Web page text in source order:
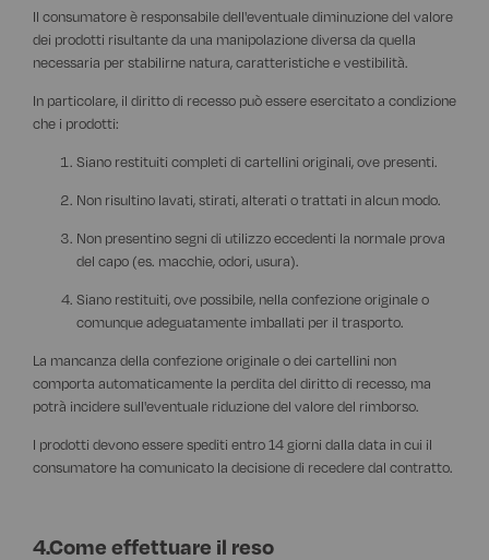
Il consumatore è responsabile dell'eventuale diminuzione del valore
dei prodotti risultante da una manipolazione diversa da quella
necessaria per stabilirne natura, caratteristiche e vestibilità.
In particolare, il diritto di recesso può essere esercitato a condizione
che i prodotti:
Siano restituiti completi di cartellini originali, ove presenti.
Non risultino lavati, stirati, alterati o trattati in alcun modo.
Non presentino segni di utilizzo eccedenti la normale prova
del capo (es. macchie, odori, usura).
Siano restituiti, ove possibile, nella confezione originale o
comunque adeguatamente imballati per il trasporto.
La mancanza della confezione originale o dei cartellini non
comporta automaticamente la perdita del diritto di recesso, ma
potrà incidere sull'eventuale riduzione del valore del rimborso.
I prodotti devono essere spediti entro 14 giorni dalla data in cui il
consumatore ha comunicato la decisione di recedere dal contratto.
4.Come effettuare il reso